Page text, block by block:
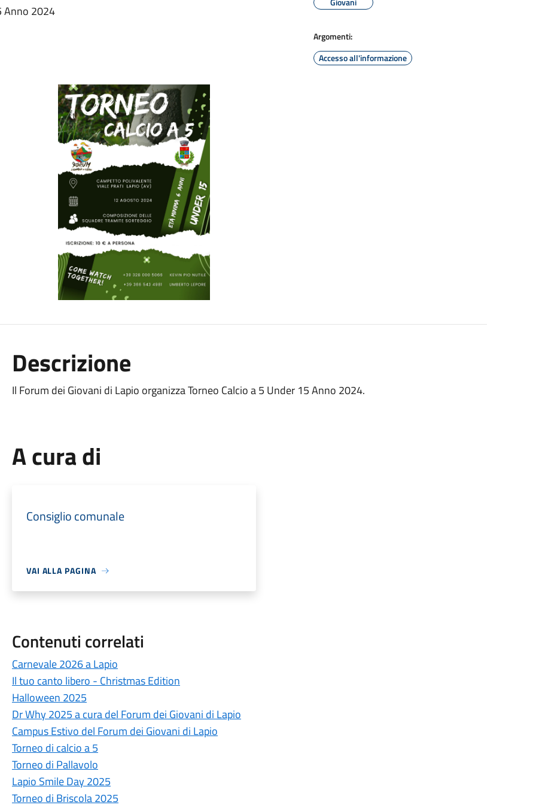
Anno 2024
Argomenti:
Accesso all'informazione
Descrizione
Il Forum dei Giovani di Lapio organizza Torneo Calcio a 5 Under 15 Anno 2024.
A cura di
Consiglio comunale
VAI ALLA PAGINA
Contenuti correlati
Carnevale 2026 a Lapio
Il tuo canto libero - Christmas Edition
Halloween 2025
Dr Why 2025 a cura del Forum dei Giovani di Lapio
Campus Estivo del Forum dei Giovani di Lapio
Torneo di calcio a 5
Torneo di Pallavolo
Lapio Smile Day 2025
Torneo di Briscola 2025